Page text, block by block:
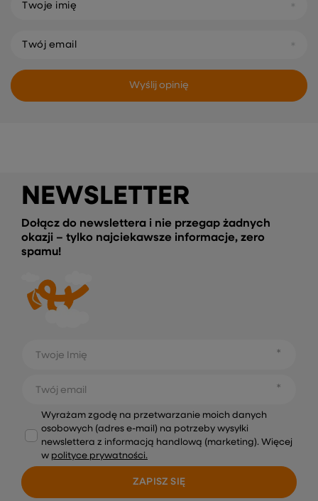
Twoje imię
Twój email
Wyślij opinię
NEWSLETTER
Dołącz do newslettera i nie przegap żadnych
okazji – tylko najciekawsze informacje, zero
spamu!
Twoje Imię
Twój email
Wyrażam zgodę na przetwarzanie moich danych
osobowych (adres e-mail) na potrzeby wysyłki
newslettera z informacją handlową (marketing). Więcej
w polityce prywatności.
ZAPISZ SIĘ